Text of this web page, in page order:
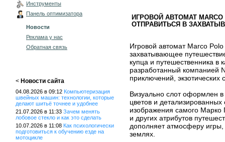
Инструменты
Панель оптимизатора
Новости
Реклама у нас
Обратная связь
< Новости сайта
04.08.2026 в 09:12 Компьютеризация
швейных машин: технологии, которые
делают шитьё точнее и удобнее
21.07.2026 в 11:33 Зачем менять
лобовое стекло и как это сделать
10.07.2026 в 11:08 Как психологически
подготовиться к обучению езде на
мотоцикле
ИГРОВОЙ АВТОМАТ
ОТПРАВИТЬСЯ В
Игровой автомат Marco
захватывающее
купца и путешественника в
разработанный компанией
приключений,
Визуально слот оформлен в
цветов и
изображения самого Марко
и других атрибутов
дополняет атмосферу игры,
землях.